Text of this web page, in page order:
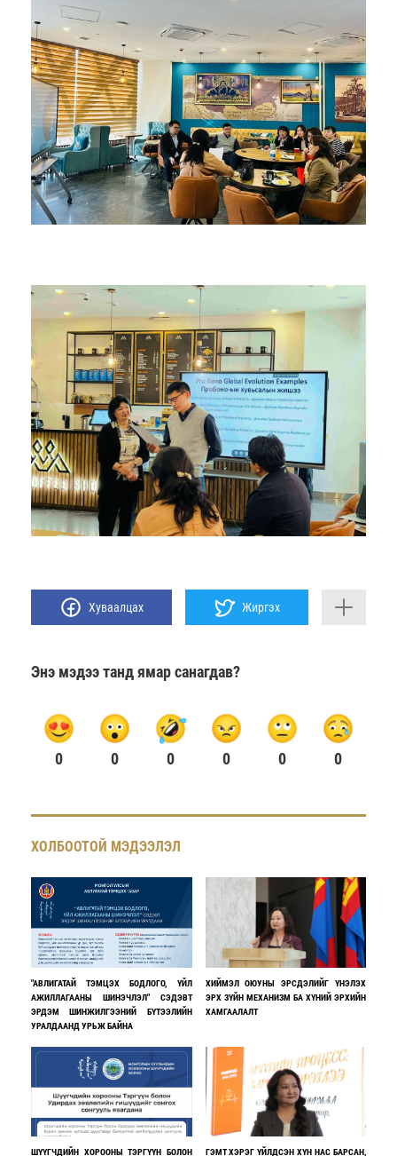
Хуваалцах Жиргэх
Энэ мэдээ танд ямар санагдав?
0 0 0 0 0 0
ХОЛБООТОЙ МЭДЭЭЛЭЛ
"АВЛИГАТАЙ ТЭМЦЭХ БОДЛОГО, ҮЙЛ
АЖИЛЛАГААНЫ ШИНЭЧЛЭЛ" СЭДЭВТ
ЭРДЭМ ШИНЖИЛГЭЭНИЙ БҮТЭЭЛИЙН
УРАЛДААНД УРЬЖ БАЙНА
ХИЙМЭЛ ОЮУНЫ ЭРСДЭЛИЙГ ҮНЭЛЭХ
ЭРХ ЗҮЙН МЕХАНИЗМ БА ХҮНИЙ ЭРХИЙН
ХАМГААЛАЛТ
ШҮҮГЧДИЙН ХОРООНЫ ТЭРГҮҮН БОЛОН ГЭМТ ХЭРЭГ ҮЙЛДСЭН ХҮН НАС БАРСАН,